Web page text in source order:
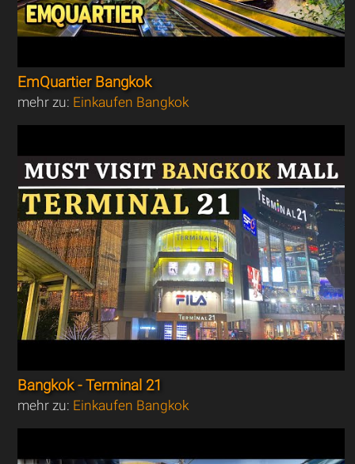
EmQuartier Bangkok
mehr zu: Einkaufen Bangkok
Bangkok - Terminal 21
mehr zu: Einkaufen Bangkok